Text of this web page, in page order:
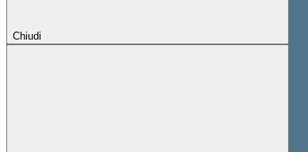
Chiudi